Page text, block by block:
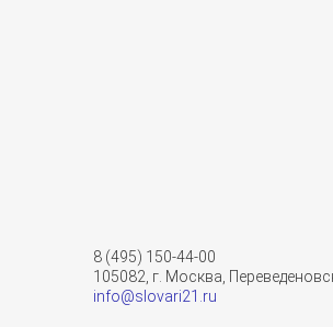
8 (495) 150-44-00
105082, г. Москва,
info@slovari21.ru